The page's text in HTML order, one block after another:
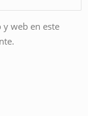
web en este